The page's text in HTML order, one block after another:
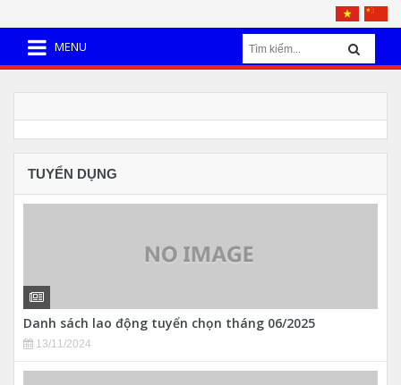
MENU
TUYỂN DỤNG
Danh sách lao động tuyển chọn tháng 06/2025
13/11/2024